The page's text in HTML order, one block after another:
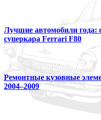
Лучшие автомобили года:
суперкара Ferrari F80
Ремонтные кузовные
2004–2009